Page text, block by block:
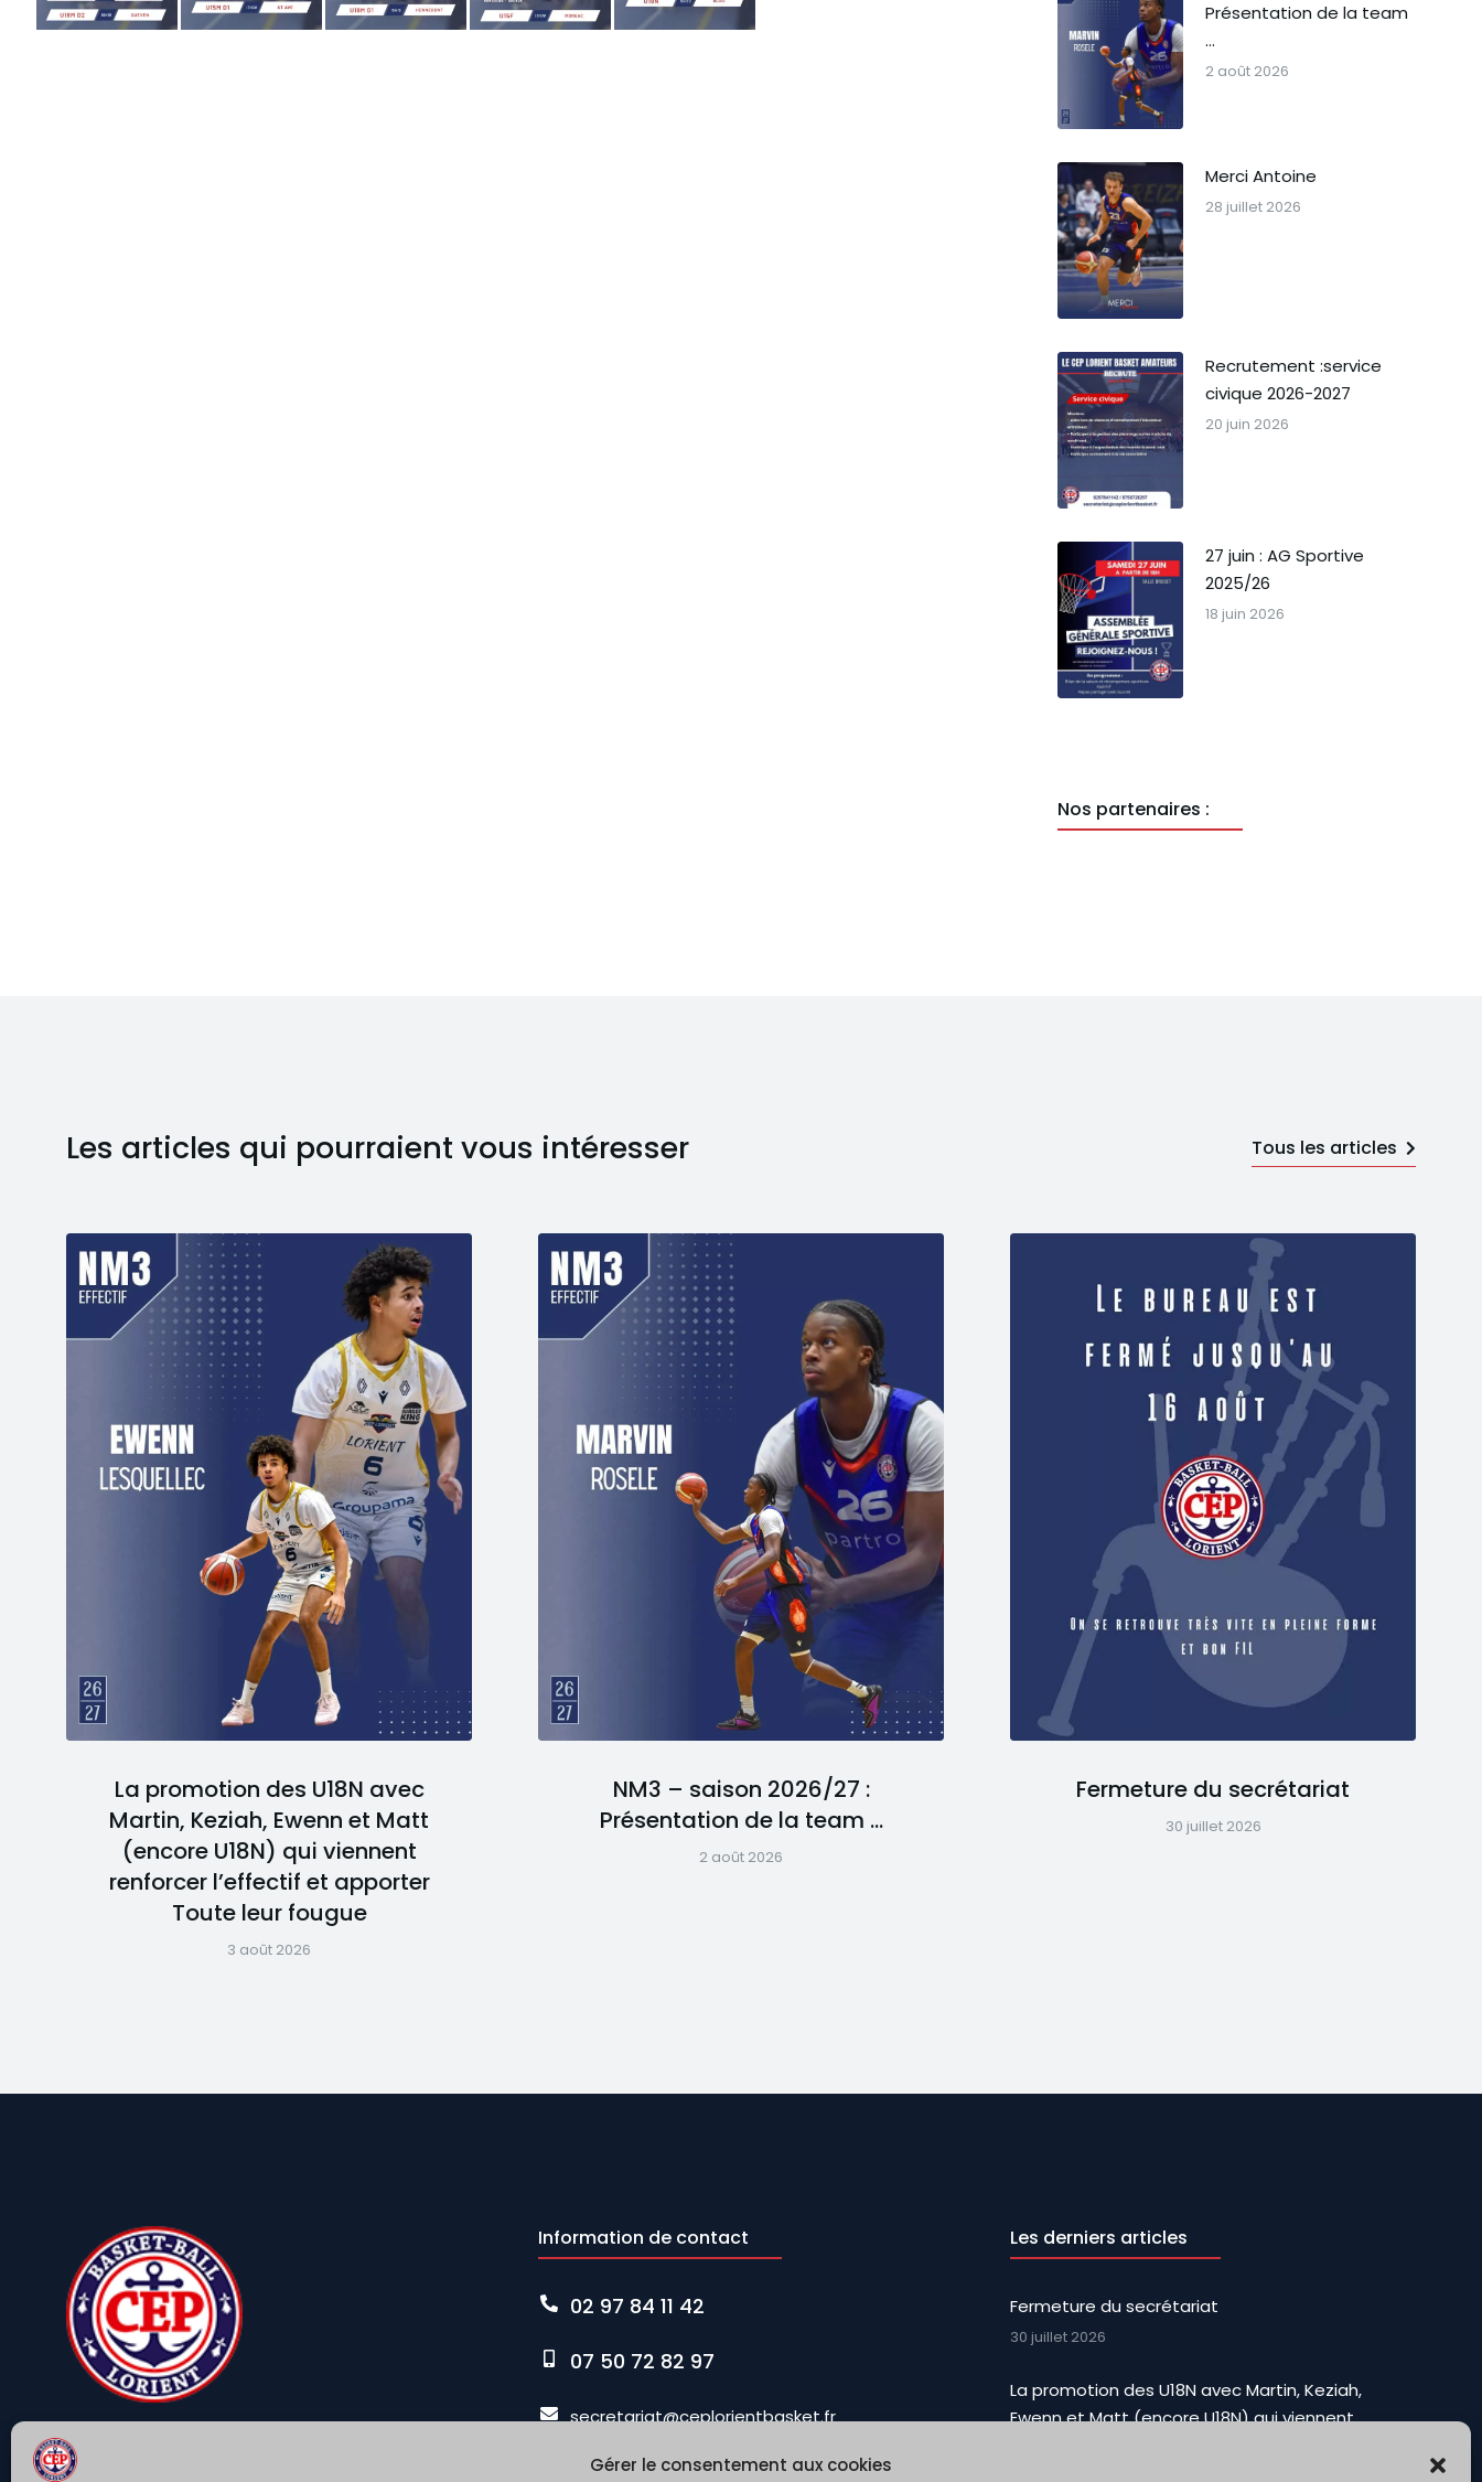
Gérer le consentement aux cookies
Présentation de la team
…
2 août 2026
Merci Antoine
28 juillet 2026
Recrutement :service
civique 2026-2027
20 juin 2026
27 juin : AG Sportive
2025/26
18 juin 2026
Nos partenaires :
Les articles qui pourraient vous intéresser Tous les articles
La promotion des U18N avec
Martin, Keziah, Ewenn et Matt
(encore U18N) qui viennent
renforcer l’effectif et apporter
Toute leur fougue
3 août 2026
NM3 – saison 2026/27 :
Présentation de la team …
2 août 2026
Fermeture du secrétariat
30 juillet 2026
LE CEP Basket-Ball vous accompagne pour la
Information de contact
02 97 84 11 42
07 50 72 82 97
secretariat@ceplorientbasket.fr
67, Rue Duguay Trouin 56100 LORIENT
Les derniers articles
Fermeture du secrétariat
30 juillet 2026
La promotion des U18N avec Martin, Keziah,
Ewenn et Matt (encore U18N) qui viennent